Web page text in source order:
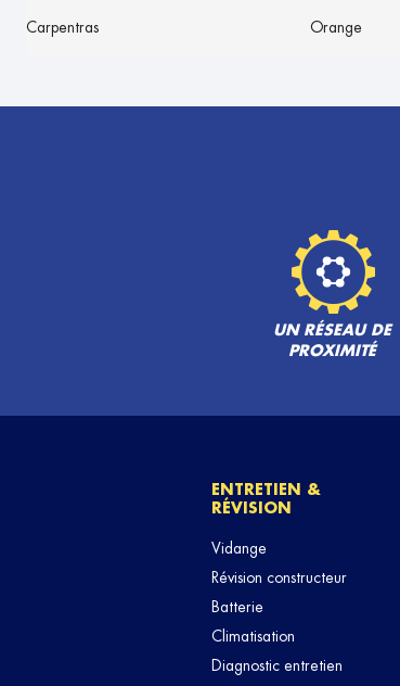
Carpentras Orange
UN RÉSEAU DE
PROXIMITÉ
ENTRETIEN &
RÉVISION
Vidange
Révision constructeur
Batterie
Climatisation
Diagnostic entretien